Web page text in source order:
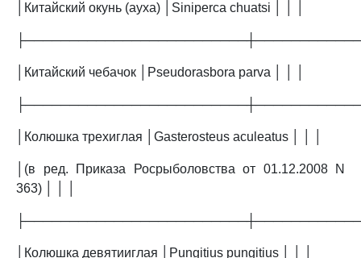
│Китайский окунь (ауха) │Siniperca chuatsi │ │ │
│Китайский чебачок │Pseudorasbora parva │ │ │
│Колюшка трехиглая │Gasterosteus aculeatus │ │ │
│(в ред. Приказа Росрыболовства от 01.12.2008 N
363) │ │ │
│Колюшка девятииглая │Pungitius pungitius │ │ │